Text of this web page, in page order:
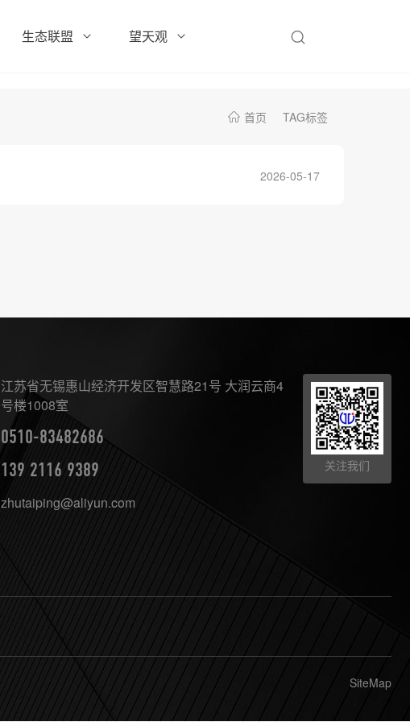
生态联盟 望天观
首页 TAG标签
2026-05-17
江苏省无锡惠山经济开发区智慧路21号 大润云商4
号楼1008室
0510-83482686
139 2116 9389
zhutaiping@aliyun.com
关注我们
SiteMap
AI智能助手 转人工 ×
您好，我是望天观智能助手，很高兴为您服务
3.网关与软采方案如何选择？